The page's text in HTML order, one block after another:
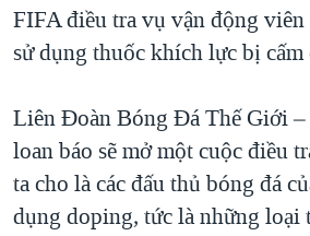
hướng
chính
tới
"Tìm"
MỤC
TỰ DO BÁO CHÍ
NGƯỜI VIỆT HẢI NGOẠI
ĐỜI SỐNG
KINH TẾ
CHUYÊN ĐỀ
TẠI
HÀNH TRÌNH BẦU CỬ 2024
HỌC TIẾNG ANH
VIDEO
NGHE
FIFA điều tra vụ vận động
sử dụng thuốc khích lực bị
Liên Đoàn Bóng Đá Thế Giới
loan báo sẽ mở một cuộc điều
ta cho là các đấu thủ bóng đá
dụng doping, tức là những